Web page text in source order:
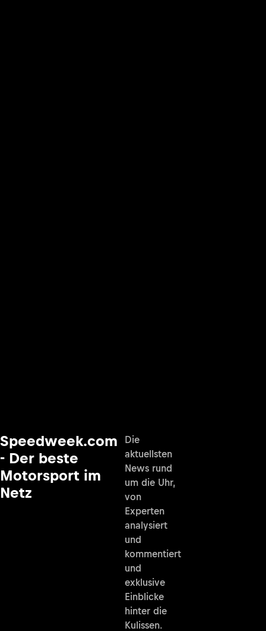
Speedweek.com
- Der beste
Motorsport im
Netz
Die
aktuellsten
News rund
um die Uhr,
von
Experten
analysiert
und
kommentiert
und
exklusive
Einblicke
hinter die
Kulissen.